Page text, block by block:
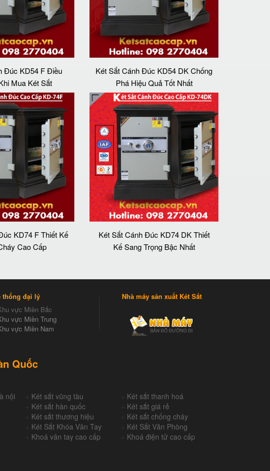
Đúc KD54 F Điều
Mua Két Sắt
Két Sắt Cánh Đúc KD54 DK Chống
Phá Hiệu Quả Tốt Nhất
KD74 F Thiết Kế
Cao Cấp
Két Sắt Cánh Đúc KD74 DK Thiết
Kế Sang Trọng Bậc Nhất
thống đại lý
vực Miền Bắc
vực Miền Trung
vực Miền Nam
Nhà máy sản xuất Két Sắt
Quốc
nội Két sắt vũng tàu
Két sắt thanh hoá
Két sắt hàn quốc
Két sắt giá rẻ
Két sắt thương hiệu
Két sắt chống cháy
Két Sắt Khóa Vân Tay
Két Sắt Văn Phòng
Khoá vân tay cao cấp Khoá điện tử cao cấp